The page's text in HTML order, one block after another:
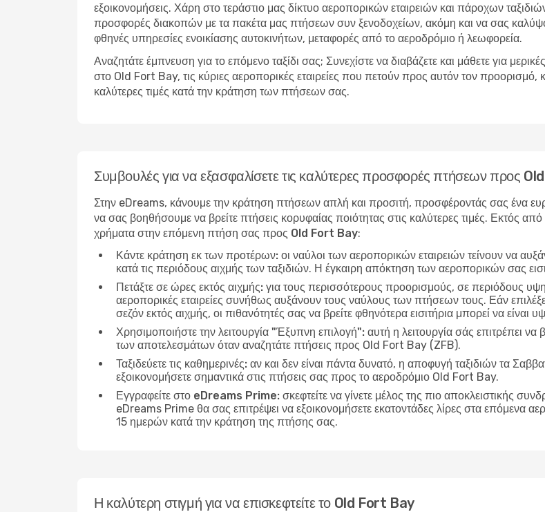
εξοικονομήσεις. Χάρη στο τεράστιο μας δίκτυο αεροπορικών εταιρειών και πάροχων
προσφορές διακοπών με τα πακέτα μας πτήσεων συν ξενοδοχείων, ακόμη και να σας
φθηνές υπηρεσίες ενοικίασης αυτοκινήτων, μεταφορές από το αεροδρόμιο ή λεωφορεία.
Αναζητάτε έμπνευση για το επόμενο ταξίδι σας; Συνεχίστε να διαβάζετε και μάθετε για
στο Old Fort Bay, τις κύριες αεροπορικές εταιρείες που πετούν προς αυτόν τον
καλύτερες τιμές κατά την κράτηση των πτήσεων σας.
Συμβουλές για να εξασφαλίσετε τις καλύτερες προσφορές πτήσεων προς
Στην eDreams, κάνουμε την κράτηση πτήσεων απλή και προσιτή, προσφέροντάς σας ένα
να σας βοηθήσουμε να βρείτε πτήσεις κορυφαίας ποιότητας στις καλύτερες τιμές. Εκτός
χρήματα στην επόμενη πτήση σας προς Old Fort Bay:
Κάντε κράτηση εκ των προτέρων: οι ναύλοι των αεροπορικών εταιρειών τείνουν να
κατά τις περιόδους αιχμής των ταξιδιών. Η έγκαιρη απόκτηση των αεροπορικών σας
Πετάξτε σε ώρες εκτός αιχμής: για τους περισσότερους προορισμούς, σε περιόδους
αεροπορικές εταιρείες συνήθως αυξάνουν τους ναύλους των πτήσεων τους. Εάν
σεζόν εκτός αιχμής, οι πιθανότητές σας να βρείτε φθηνότερα εισιτήρια μπορεί να είναι
Χρησιμοποιήστε την λειτουργία "Έξυπνη επιλογή": αυτή η λειτουργία σάς επιτρέπει
των αποτελεσμάτων όταν αναζητάτε πτήσεις προς Old Fort Bay (ZFB).
Ταξιδεύετε τις καθημερινές: αν και δεν είναι πάντα δυνατό, η αποφυγή ταξιδιών τα
εξοικονομήσετε σημαντικά στις πτήσεις σας προς το αεροδρόμιο Old Fort Bay.
Εγγραφείτε στο eDreams Prime: σκεφτείτε να γίνετε μέλος της πιο αποκλειστικής
eDreams Prime θα σας επιτρέψει να εξοικονομήσετε εκατοντάδες λίρες στα επόμενα
15 ημερών κατά την κράτηση της πτήσης σας.
Η καλύτερη στιγμή για να επισκεφτείτε το Old Fort Bay